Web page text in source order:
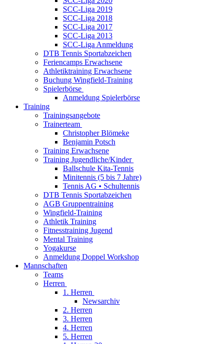
SCC-Liga 2019
SCC-Liga 2018
SCC-Liga 2017
SCC-Liga 2013
SCC-Liga Anmeldung
DTB Tennis Sportabzeichen
Feriencamps Erwachsene
Athletiktraining Erwachsene
Buchung Wingfield-Training
Spielerbörse
Anmeldung Spielerbörse
Training
Trainingsangebote
Trainerteam
Christopher Blömeke
Benjamin Potsch
Training Erwachsene
Training Jugendliche/Kinder
Ballschule Kita-Tennis
Minitennis (5 bis 7 Jahre)
Tennis AG • Schultennis
DTB Tennis Sportabzeichen
AGB Gruppentraining
Wingfield-Training
Athletik Training
Fitnesstraining Jugend
Mental Training
Yogakurse
Anmeldung Doppel Workshop
Mannschaften
Teams
Herren
1. Herren
Newsarchiv
2. Herren
3. Herren
4. Herren
5. Herren